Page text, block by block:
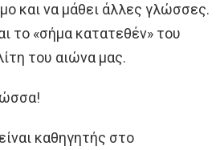
και να μάθει άλλες γλώσσες.
το «σήμα κατατεθέν» του
του αιώνα μας.
καθηγητής στο